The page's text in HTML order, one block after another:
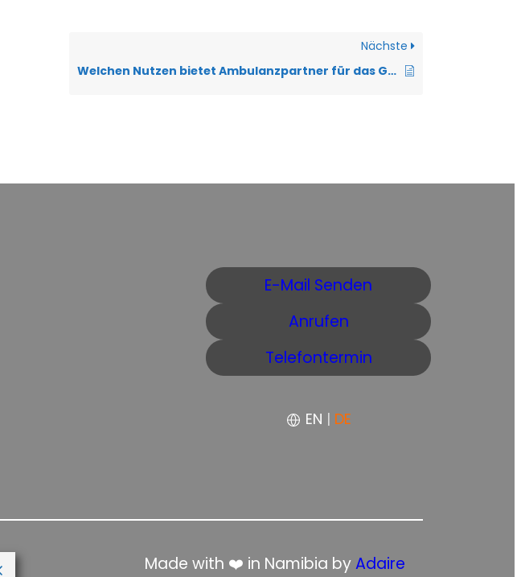
Nächste
Welchen Nutzen bietet Ambulanzpartner für das Gesundheitssystem?
E-Mail Senden
Anrufen
Telefontermin
EN | DE
Made with ❤️ in Namibia byAdaire